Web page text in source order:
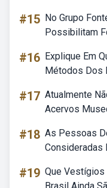
#15 No Grupo
Possibilitam
#16 Explique Em
Métodos Dos
#17 Atualmente
Acervos
#18 As Pessoas
Consideradas
#19 Que Vestígios